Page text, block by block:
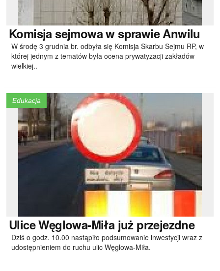
Komisjasejmowa w sprawie Anwilu
W środę 3 grudnia br. odbyła się Komisja Skarbu Sejmu RP, w
której jednym z tematów była ocena prywatyzacji zakładów
wielkiej..
Edukacja
UliceWęglowa-Miła już przejezdne
Dziś o godz. 10.00 nastąpiło podsumowanie inwestycji wraz z
udostępnieniem do ruchu ulic Węglowa-Miła.